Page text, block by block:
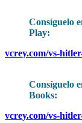
Consíguelo
Play:
vcrey.com/vs-
Consíguelo
Books:
vcrey.com/vs-